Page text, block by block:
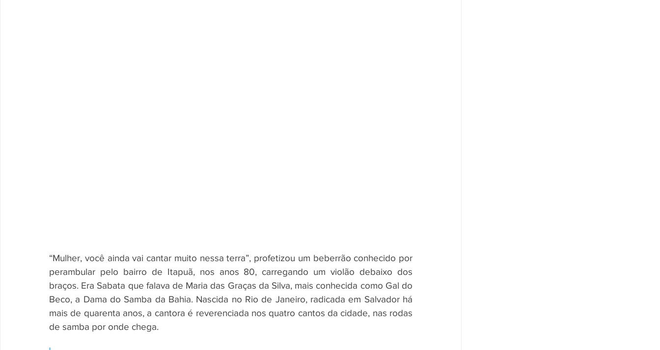
“Mulher, você ainda vai cantar muito nessa terra”, profetizou um beberrão conhecido por
perambular pelo bairro de Itapuã, nos anos 80, carregando um violão debaixo dos
braços. Era Sabata que falava de Maria das Graças da Silva, mais conhecida como Gal do
Beco, a Dama do Samba da Bahia. Nascida no Rio de Janeiro, radicada em Salvador há
mais de quarenta anos, a cantora é reverenciada nos quatro cantos da cidade, nas rodas
de samba por onde chega.